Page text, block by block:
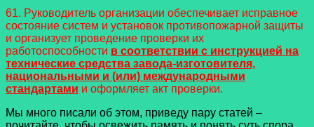
61. Руководитель организации обеспечивает исправное
состояние систем и установок противопожарной защиты
и организует проведение проверки их
работоспособности в соответствии с инструкцией на
технические средства завода-изготовителя,
национальными и (или) международными
стандартами и оформляет акт проверки.
Мы много писали об этом, приведу пару статей –